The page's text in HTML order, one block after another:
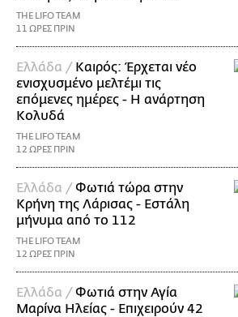
THE LIFO TEAM
11 ΩΡΕΣ ΠΡΙΝ
Ελλάδα / Καιρός: Έρχεται νέο
ενισχυσμένο μελτέμι τις
επόμενες ημέρες - Η ανάρτηση
Κολυδά
THE LIFO TEAM
12 ΩΡΕΣ ΠΡΙΝ
Ελλάδα /Φωτιά τώρα στην
Κρήνη της Λάρισας - Εστάλη
μήνυμα από το 112
THE LIFO TEAM
12 ΩΡΕΣ ΠΡΙΝ
Ελλάδα /Φωτιά στην Αγία
Μαρίνα Ηλείας - Επιχειρούν 42